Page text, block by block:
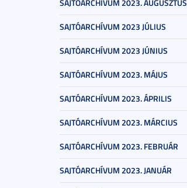
SAJTÓARCHÍVUM 2023. AUGUSZTUS
SAJTÓARCHÍVUM 2023 JÚLIUS
SAJTÓARCHÍVUM 2023 JÚNIUS
SAJTÓARCHÍVUM 2023. MÁJUS
SAJTÓARCHÍVUM 2023. ÁPRILIS
SAJTÓARCHÍVUM 2023. MÁRCIUS
SAJTÓARCHÍVUM 2023. FEBRUÁR
SAJTÓARCHÍVUM 2023. JANUÁR